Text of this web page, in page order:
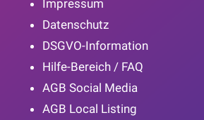
Impressum
Datenschutz
DSGVO-Information
Hilfe-Bereich / FAQ
AGB Social Media
AGB Local Listing